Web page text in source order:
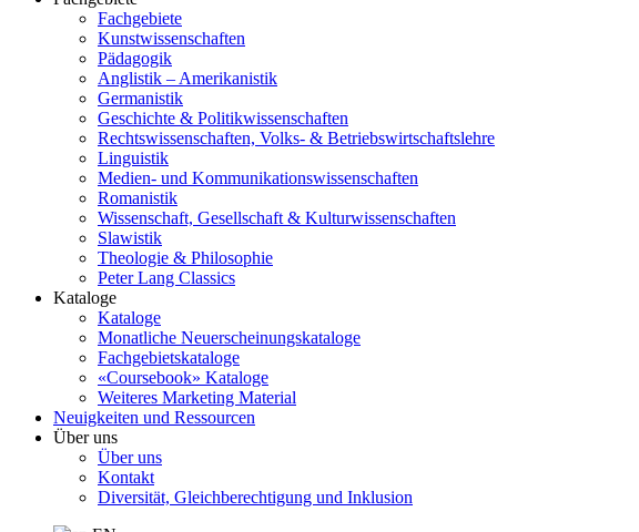
Fachgebiete
Kunstwissenschaften
Pädagogik
Anglistik – Amerikanistik
Germanistik
Geschichte & Politikwissenschaften
Rechtswissenschaften, Volks- & Betriebswirtschaftslehre
Linguistik
Medien- und Kommunikationswissenschaften
Romanistik
Wissenschaft, Gesellschaft & Kulturwissenschaften
Slawistik
Theologie & Philosophie
Peter Lang Classics
Kataloge
Kataloge
Monatliche Neuerscheinungskataloge
Fachgebietskataloge
«Coursebook» Kataloge
Weiteres Marketing Material
Neuigkeiten und Ressourcen
Über uns
Über uns
Kontakt
Diversität, Gleichberechtigung und Inklusion